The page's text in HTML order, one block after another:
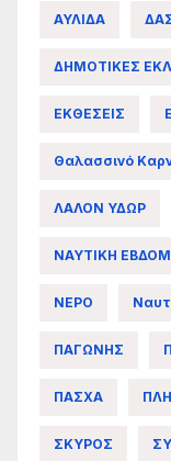
ΑΥΛΙΔΑ
ΔΗΜΟΤΙΚΕΣ
ΕΚΘΕΣΕΙΣ
Θαλασσινό
ΛΑΛΟΝ ΥΔΩΡ
ΝΑΥΤΙΚΗ
ΝΕΡΟ
ΠΑΓΩΝΗΣ
ΠΑΣΧΑ
ΣΚΥΡΟΣ